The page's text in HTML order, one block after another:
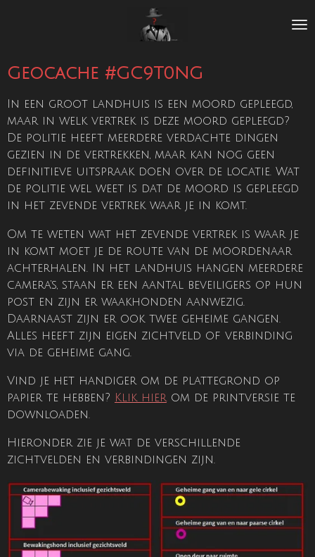
de
hoofdinhoud
Geocache #GC9T0NG
In een groot landhuis is een moord gepleegd,
maar in welk vertrek is deze moord gepleegd?
De politie heeft meerdere verdachte dingen
gezien in de vertrekken, maar kan nog geen
definitieve uitspraak doen over de locatie. Wat
de politie wel weet is dat de moord is gepleegd
in het zevende vertrek waar je in komt.
Om te weten wat het zevende vertrek is waar je
in komt moet je de route van de moordenaar
achterhalen. In het landhuis hangen meerdere
camera’s, staan er een aantal beveiligers op hun
post en zijn er waakhonden aanwezig.
Daarnaast zijn er ook twee geheime gangen.
Alles heeft zijn eigen zichtveld of verbinding
via de geheime gang.
Vind je het handiger om de plattegrond op
papier te hebben? Klik hierom de printversie te
downloaden.
Hieronder zie je wat de verschillende
zichtvelden en verbindingen zijn.